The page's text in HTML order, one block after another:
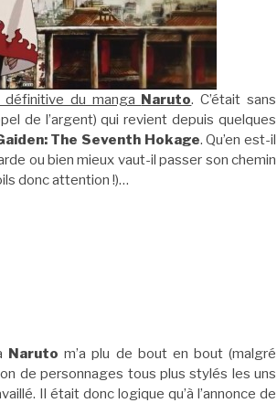
définitive du manga Naruto. C’était sans
de l’argent) qui revient depuis quelques
The Seventh Hokage. Qu’en est-il
ou bien mieux vaut-il passer son chemin
donc attention !)…
Naruto m’a plu de bout en bout (malgré
de personnages tous plus stylés les uns
Il était donc logique qu’à l’annonce de